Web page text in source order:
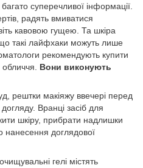
суперечливої інформації.
радять вмиватися
кавовою гущею. Та шкіра
такі лайфхаки можуть лише
рекомендують купити
Вони виконують
рештки макіяжу ввечері перед
Вранці засіб для
шкіру, прибрати надлишки
нанесення доглядової
гелі містять